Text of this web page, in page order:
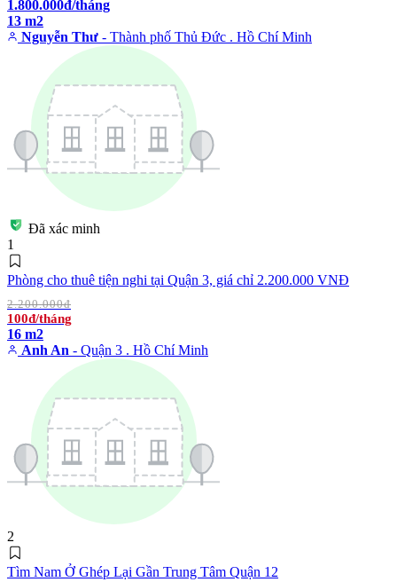
1.800.000đ/tháng
13 m2
Nguyễn Thư - Thành phố Thủ Đức . Hồ Chí Minh
Đã xác minh
1
Phòng cho thuê tiện nghi tại Quận 3, giá chỉ 2.200.000 VNĐ
2.200.000đ
100đ/tháng
16 m2
Anh An - Quận 3 . Hồ Chí Minh
2
Tìm Nam Ở Ghép Lại Gần Trung Tâm Quận 12